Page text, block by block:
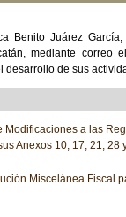
Benito Juárez
mediante correo
desarrollo de sus
Modificaciones a las
Anexos 10, 17, 21, 28
Miscelánea Fiscal